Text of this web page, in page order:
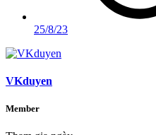
25/8/23
VKduyen
Member